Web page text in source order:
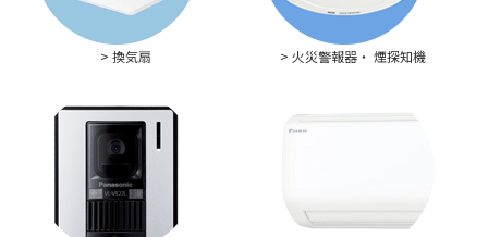
> 換気扇 > 火災警報器・ 煙探知機